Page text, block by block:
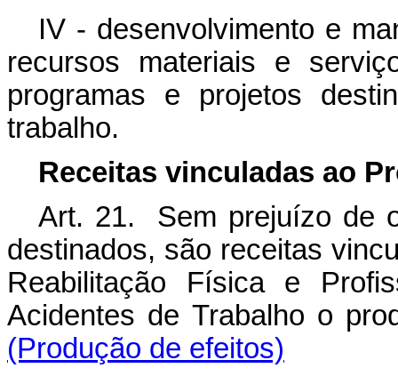
IV - desenvolvimento e
recursos materiais e
programas e projetos
trabalho.
Receitas vinculadas ao
Art. 21. Sem prejuízo de
destinados, são receitas
Reabilitação Física e
Acidentes de Trabalho
(Produção de efeitos)